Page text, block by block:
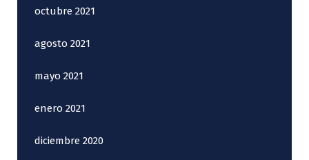
octubre 2021
agosto 2021
mayo 2021
enero 2021
diciembre 2020